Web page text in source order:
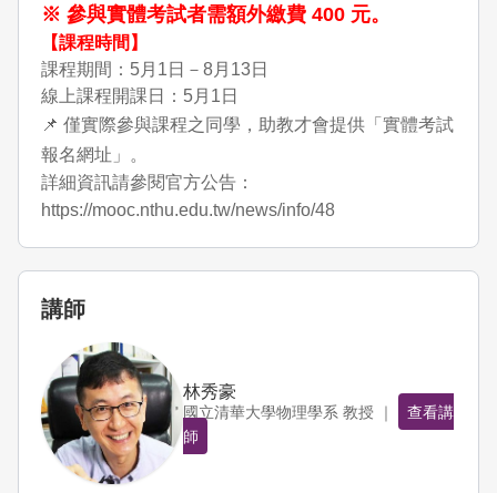
※ 參與實體考試者需額外繳費 400 元。
【課程時間】
課程期間：5月1日－8月13日
線上課程開課日：5月1日
📌 僅實際參與課程之同學，助教才會提供「實體考試
報名網址」。
詳細資訊請參閱官方公告：
https://mooc.nthu.edu.tw/news/info/48
講師
林秀豪
國立清華大學物理學系 教授 ｜
查看講
師